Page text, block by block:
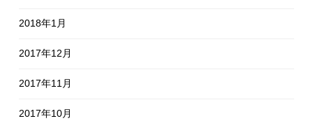
2018年1月
2017年12月
2017年11月
2017年10月